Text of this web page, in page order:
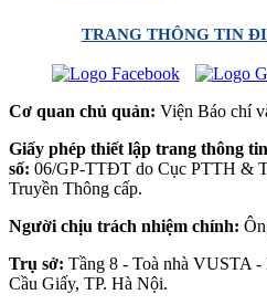
TRANG THÔNG TIN
Cơ quan chủ quản: Viện Báo chí
Giấy phép thiết lập trang thông
số: 06/GP-TTĐT do Cục PTTH &
Truyền Thông cấp.
Người chịu trách nhiệm chính:
Trụ sở: Tầng 8 - Toà nhà VUSTA
Cầu Giấy, TP. Hà Nội.